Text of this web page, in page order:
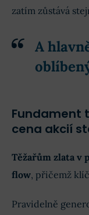
zatím zůstává
A
Fundament
cena akcií
Těžařům zlata v
flow, přičemž
Pravidelně